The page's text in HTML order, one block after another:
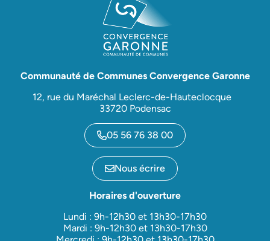
Communauté de Communes Convergence Garonne
12, rue du Maréchal Leclerc-de-Hauteclocque
33720 Podensac
05 56 76 38 00
Nous écrire
Horaires d'ouverture
Lundi : 9h-12h30 et 13h30-17h30
Mardi : 9h-12h30 et 13h30-17h30